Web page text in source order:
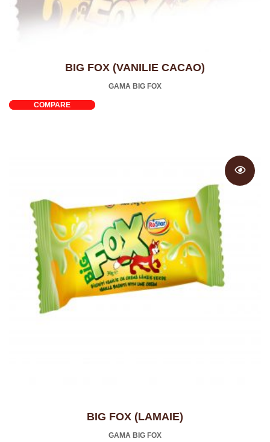
BIG FOX (VANILIE CACAO)
GAMA BIG FOX
COMPARE
BIG FOX (LAMAIE)
GAMA BIG FOX